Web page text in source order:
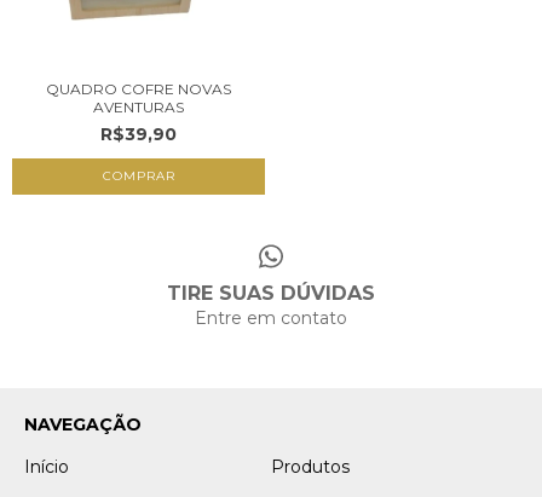
QUADRO COFRE NOVAS
AVENTURAS
R$39,90
TIRE SUAS DÚVIDAS
Entre em contato
NAVEGAÇÃO
Início
Produtos